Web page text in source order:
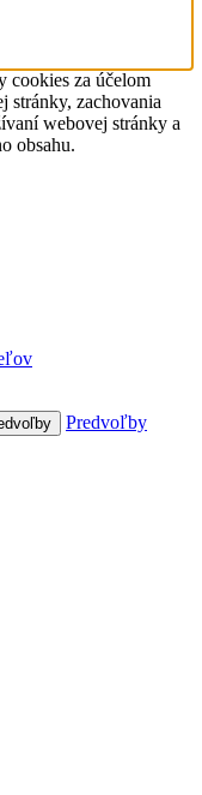
cookies za účelom
stránky, zachovania
webovej stránky a
obsahu.
Predvoľby